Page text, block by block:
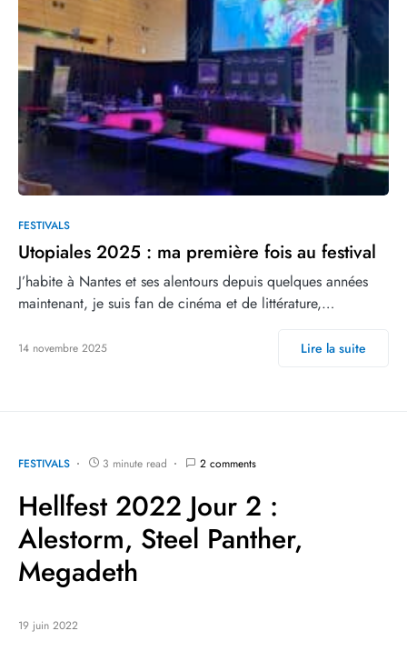
FESTIVALS
Utopiales 2025 : ma première fois au festival
J’habite à Nantes et ses alentours depuis quelques années
maintenant, je suis fan de cinéma et de littérature,…
14 novembre 2025 Lire la suite
FESTIVALS 3 minute read 2 comments
Hellfest 2022 Jour 2 :
Alestorm, Steel Panther,
Megadeth
19 juin 2022